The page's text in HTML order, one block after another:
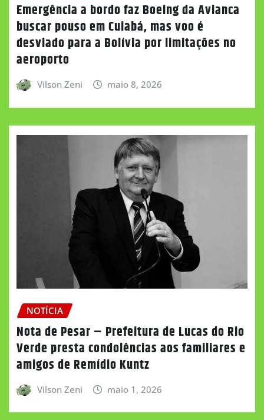
Emergência a bordo faz Boeing da Avianca
buscar pouso em Cuiabá, mas voo é
desviado para a Bolívia por limitações no
aeroporto
Vilson Zeni maio 8, 2026
NOTÍCIA
Nota de Pesar – Prefeitura de Lucas do Rio
Verde presta condolências aos familiares e
amigos de Remídio Kuntz
Vilson Zeni maio 1, 2026